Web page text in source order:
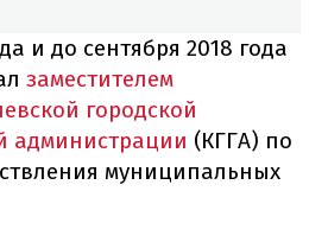
и до сентября 2018 года
заместителем
городской
администрации (КГГА) по
муниципальных